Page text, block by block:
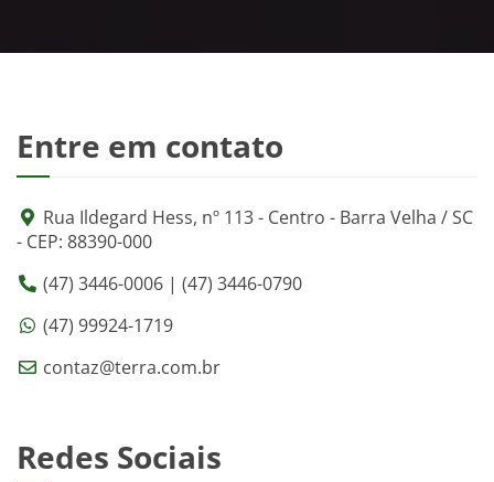
Entre em contato
Rua Ildegard Hess, nº 113 - Centro - Barra Velha / SC
- CEP: 88390-000
(47) 3446-0006 | (47) 3446-0790
(47) 99924-1719
contaz@terra.com.br
Redes Sociais